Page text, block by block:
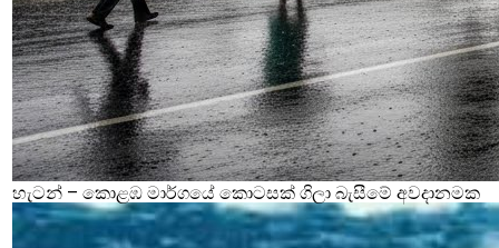
හැටන් – කොළඹ මාර්ගයේ කොටසක් ගිලා බැසීමේ අවදානමක